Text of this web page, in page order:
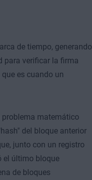
de tiempo, generando
para verificar la firma
es cuando un
problema matemático
del bloque anterior
junto con un registro
el último bloque
de bloques